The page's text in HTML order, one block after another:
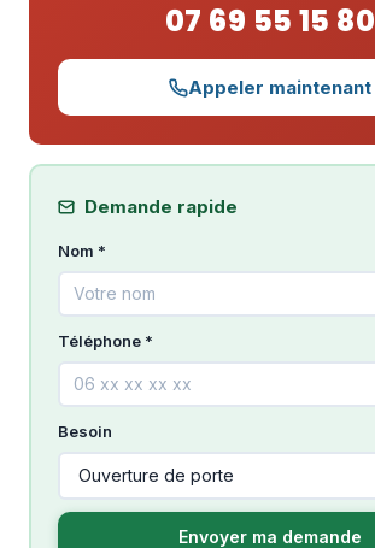
07 69 55 15 80
Appeler maintenant
Demande rapide
Nom *
Téléphone *
Besoin
Envoyer ma demande